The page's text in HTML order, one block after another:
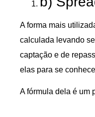
A forma mais
calculada levando
captação e de
elas para se
A fórmula dela é um